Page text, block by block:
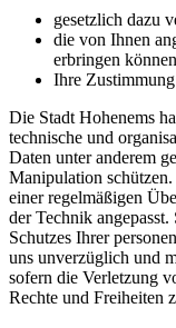
gesetzlich dazu
die von Ihnen
erbringen
Ihre
Die Stadt Hohenems
technische und
Daten unter anderem
Manipulation
einer regelmäßigen
der Technik
Schutzes Ihrer
uns unverzüglich und
sofern die Verletzung
Rechte und Freiheiten